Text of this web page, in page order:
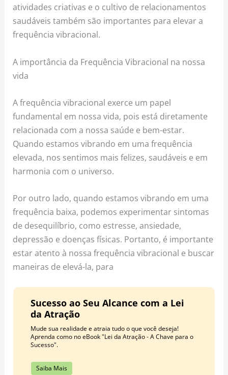
atividades criativas e o cultivo de relacionamentos
saudáveis também são importantes para elevar a
frequência vibracional.
A importância da Frequência Vibracional na nossa
vida
A frequência vibracional exerce um papel
fundamental em nossa vida, pois está diretamente
relacionada com a nossa saúde e bem-estar.
Quando estamos vibrando em uma frequência
elevada, nos sentimos mais felizes, saudáveis e em
harmonia com o universo.
Por outro lado, quando estamos vibrando em uma
frequência baixa, podemos experimentar sintomas
de desequilíbrio, como estresse, ansiedade,
depressão e doenças físicas. Portanto, é importante
estar atento à nossa frequência vibracional e buscar
maneiras de elevá-la, para
Sucesso ao Seu Alcance com a Lei
da Atração
Mude sua realidade e atraia tudo o que você deseja!
Aprenda como no eBook "Lei da Atração - A Chave para o
Sucesso".
Saiba Mais